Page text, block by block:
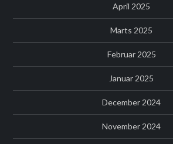
April 2025
Marts 2025
Februar 2025
Januar 2025
December 2024
November 2024